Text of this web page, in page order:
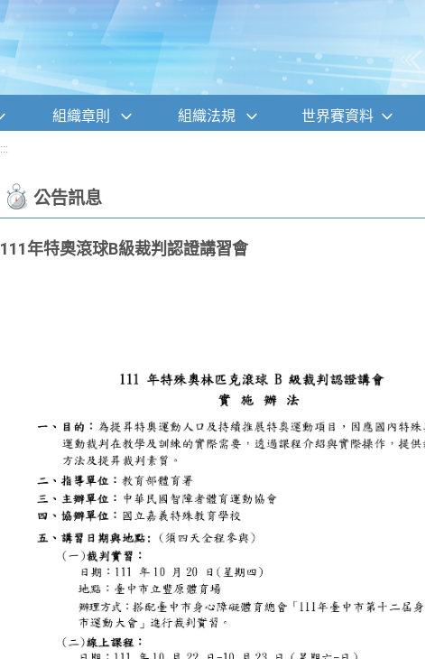
組織章則 組織法規 世界賽資料
:::
公告訊息
111年特奧滾球B級裁判認證講習會